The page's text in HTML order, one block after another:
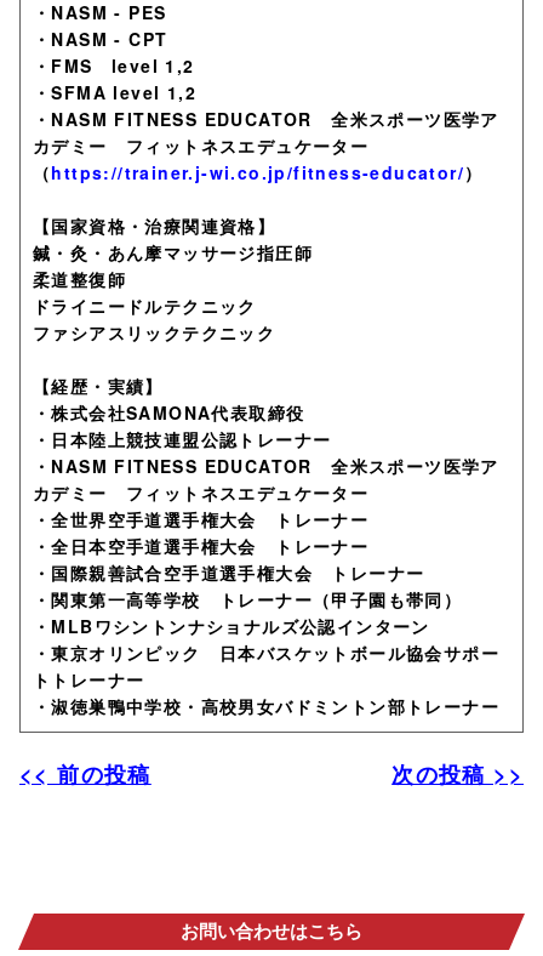
・NASM - PES
・NASM - CPT
・FMS level 1,2
・SFMA level 1,2
・NASM FITNESS EDUCATOR 全米スポーツ医学ア
カデミー フィットネスエデュケーター
（https://trainer.j-wi.co.jp/fitness-educator/）
【国家資格・治療関連資格】
鍼・灸・あん摩マッサージ指圧師
柔道整復師
ドライニードルテクニック
ファシアスリックテクニック
【経歴・実績】
・株式会社SAMONA代表取締役
・日本陸上競技連盟公認トレーナー
・NASM FITNESS EDUCATOR 全米スポーツ医学ア
カデミー フィットネスエデュケーター
・全世界空手道選手権大会 トレーナー
・全日本空手道選手権大会 トレーナー
・国際親善試合空手道選手権大会 トレーナー
・関東第一高等学校 トレーナー（甲子園も帯同）
・MLBワシントンナショナルズ公認インターン
・東京オリンピック 日本バスケットボール協会サポー
トトレーナー
・淑徳巣鴨中学校・高校男女バドミントン部トレーナー
<< 前の投稿 次の投稿 >>
お問い合わせはこちら